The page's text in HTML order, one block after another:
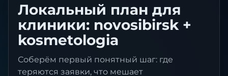
Локальный план для
клиники: novosibirsk +
kosmetologia
Соберём первый понятный шаг: где
теряются заявки, что мешает